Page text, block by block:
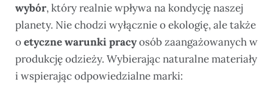
wybór, który realnie wpływa na kondycję naszej
planety. Nie chodzi wyłącznie o ekologię, ale także
oetyczne warunki pracyosób zaangażowanych w
produkcję odzieży. Wybierając naturalne materiały
i wspierając odpowiedzialne marki: